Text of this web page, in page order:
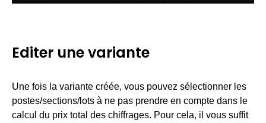
Editer une variante
Une fois la variante créée, vous pouvez sélectionner les
postes/sections/lots à ne pas prendre en compte dans le
calcul du prix total des chiffrages. Pour cela, il vous suffit